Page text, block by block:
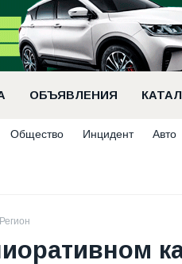
ОБЪЯВЛЕНИЯ
Общество Инцидент Авто
Регион